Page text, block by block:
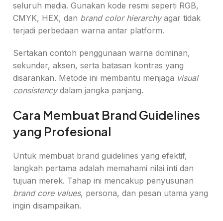
seluruh media. Gunakan kode resmi seperti RGB,
CMYK, HEX, dan brand color hierarchyagar tidak
terjadi perbedaan warna antar platform.
Sertakan contoh penggunaan warna dominan,
sekunder, aksen, serta batasan kontras yang
disarankan. Metode ini membantu menjaga visual
consistencydalam jangka panjang.
Cara Membuat Brand Guidelines
yang Profesional
Untuk membuat brand guidelines yang efektif,
langkah pertama adalah memahami nilai inti dan
tujuan merek. Tahap ini mencakup penyusunan
brand core values, persona, dan pesan utama yang
ingin disampaikan.